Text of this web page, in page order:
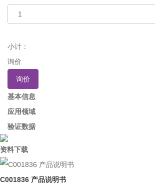
小计：
询价
询价
基本信息
应用领域
验证数据
资料下载
C001836 产品说明书